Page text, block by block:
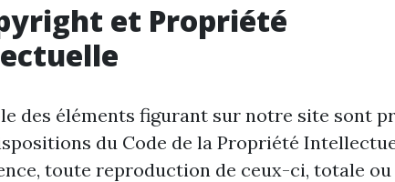
et Propriété
des éléments figurant sur notre site sont
du Code de la Propriété
toute reproduction de ceux-ci, totale ou